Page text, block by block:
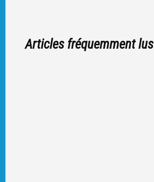
Articles fréquemment lus